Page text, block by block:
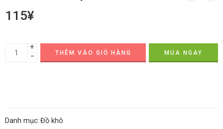
115¥
+
−
THÊM VÀO GIỎ HÀNG MUA NGAY
Danh mục:Đồ khô